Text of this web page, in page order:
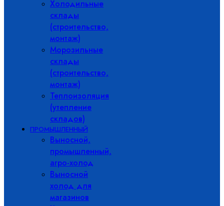
Холодильные
склады
(строительство,
монтаж)
Морозильные
склады
(строительство,
монтаж)
Теплоизоляция
(утепление
складов)
ПРОМЫШЛЕННЫЙ
Выносной,
промышленный,
агро-холод
Выносной
холод для
магазинов